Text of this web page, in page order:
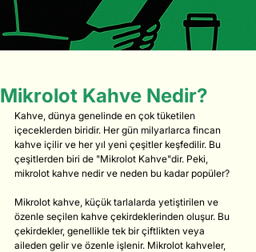
Mikrolot Kahve Nedir?
Kahve, dünya genelinde en çok tüketilen
içeceklerden biridir. Her gün milyarlarca fincan
kahve içilir ve her yıl yeni çeşitler keşfedilir. Bu
çeşitlerden biri de "Mikrolot Kahve"dir. Peki,
mikrolot kahve nedir ve neden bu kadar popüler?
Mikrolot kahve, küçük tarlalarda yetiştirilen ve
özenle seçilen kahve çekirdeklerinden oluşur. Bu
çekirdekler, genellikle tek bir çiftlikten veya
aileden gelir ve özenle işlenir. Mikrolot kahveler,